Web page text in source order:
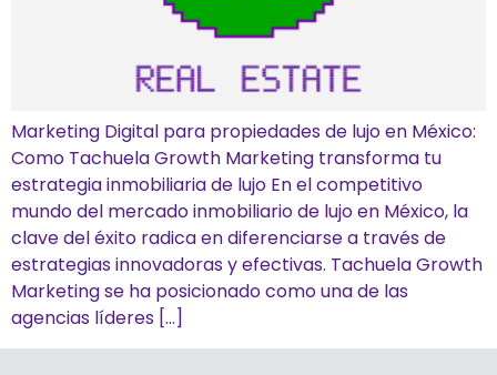
Marketing Digital para propiedades de lujo en México:
Como Tachuela Growth Marketing transforma tu
estrategia inmobiliaria de lujo En el competitivo
mundo del mercado inmobiliario de lujo en México, la
clave del éxito radica en diferenciarse a través de
estrategias innovadoras y efectivas. Tachuela Growth
Marketing se ha posicionado como una de las
agencias líderes […]